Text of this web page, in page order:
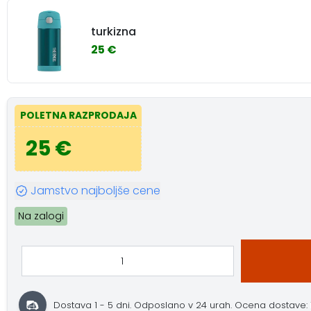
turkizna
25 €
POLETNA RAZPRODAJA
25 €
Jamstvo najboljše cene
Na zalogi
Dostava 1 - 5 dni. Odposlano v 24 urah. Ocena dostave: